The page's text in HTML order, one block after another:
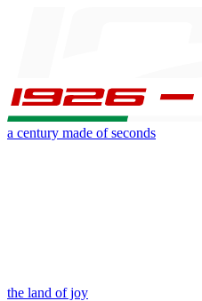
a century made of seconds
the land of joy